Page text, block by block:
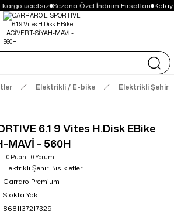
ücretsiz Sezona Özel İndirim Fırsatları Kolay
Elektrikli / E-bike Elektrikli Şehir
6.1 9 Vites H.Disk EBike
MAVİ - 560H
0 Puan - 0 Yorum
Elektrikli Şehir Bisikletleri
Carraro Premium
Stokta Yok
8681137217329